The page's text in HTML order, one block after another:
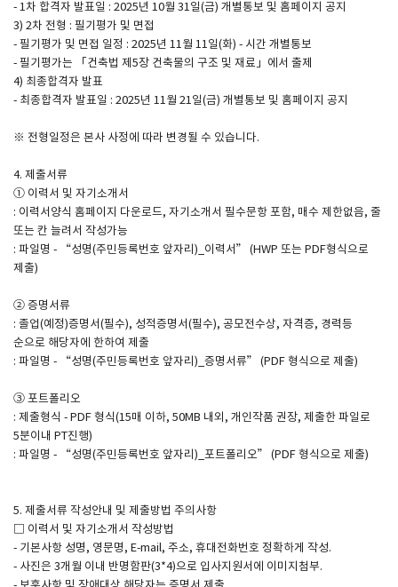
- 1차 합격자 발표일 : 2025년 10월 31일(금) 개별통보 및 홈페이지 공지
3) 2차 전형 : 필기평가 및 면접
- 필기평가 및 면접 일정 : 2025년 11월 11일(화) - 시간 개별통보
- 필기평가는 「건축법 제5장 건축물의 구조 및 재료」에서 출제
4) 최종합격자 발표
- 최종합격자 발표일 : 2025년 11월 21일(금) 개별통보 및 홈페이지 공지
※ 전형일정은 본사 사정에 따라 변경될 수 있습니다.
4. 제출서류
① 이력서 및 자기소개서
: 이력서양식 홈페이지 다운로드, 자기소개서 필수문항 포함, 매수 제한없음, 줄
또는 칸 늘려서 작성가능
: 파일명 - “성명(주민등록번호 앞자리)_이력서” (HWP 또는 PDF형식으로
제출)
② 증명서류
: 졸업(예정)증명서(필수), 성적증명서(필수), 공모전수상, 자격증, 경력등
순으로 해당자에 한하여 제출
: 파일명 - “성명(주민등록번호 앞자리)_증명서류” (PDF 형식으로 제출)
③ 포트폴리오
: 제출형식 - PDF 형식(15매 이하, 50MB 내외, 개인작품 권장, 제출한 파일로
5분이내 PT진행)
: 파일명 - “성명(주민등록번호 앞자리)_포트폴리오” (PDF 형식으로 제출)
5. 제출서류 작성안내 및 제출방법 주의사항
□ 이력서 및 자기소개서 작성방법
- 기본사항 성명, 영문명, E-mail, 주소, 휴대전화번호 정확하게 작성.
- 사진은 3개월 이내 반명함판(3*4)으로 입사지원서에 이미지첨부.